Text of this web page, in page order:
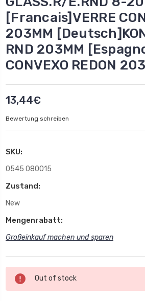
[Francais]VERRE
203MM
RND 203MM
CONVEXO REDON
13,44€
Bewertung schreiben
SKU:
0545 080015
Zustand:
New
Mengenrabatt:
Großeinkauf machen und sparen
Aktueller
Lagerbestand:
Out of stock